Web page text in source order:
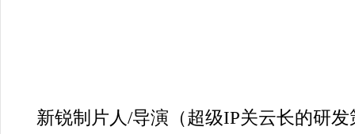
新锐制片人/导演（超级IP关云长的研